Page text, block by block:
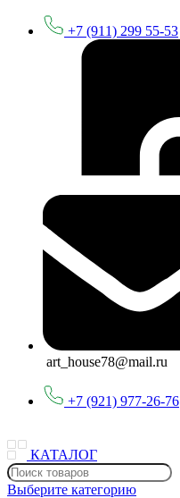
+7 (911) 299 55-53
art_house78@mail.ru
+7 (921) 977-26-76
КАТАЛОГ
Выберите категорию